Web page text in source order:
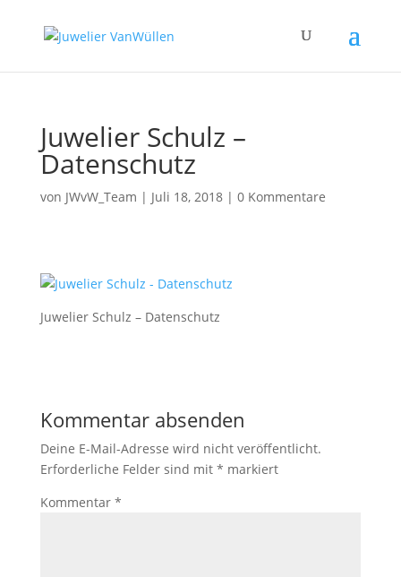
Juwelier Schulz –
Datenschutz
von JWvW_Team | Juli 18, 2018| 0 Kommentare
Juwelier Schulz – Datenschutz
Kommentar absenden
Deine E-Mail-Adresse wird nicht veröffentlicht.
Erforderliche Felder sind mit * markiert
Kommentar *